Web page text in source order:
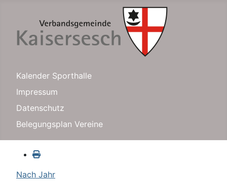
Kalender Sporthalle
Impressum
Datenschutz
Belegungsplan Vereine
Nach Jahr